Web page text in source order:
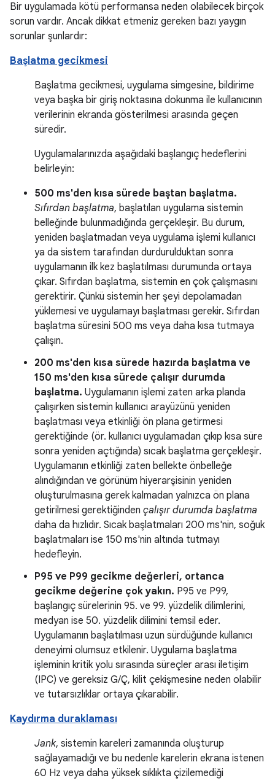
Bir uygulamada kötü performansa neden olabilecek birçok
sorun vardır. Ancak dikkat etmeniz gereken bazı yaygın
sorunlar şunlardır:
Başlatma gecikmesi
Başlatma gecikmesi, uygulama simgesine, bildirime
veya başka bir giriş noktasına dokunma ile kullanıcının
verilerinin ekranda gösterilmesi arasında geçen
süredir.
Uygulamalarınızda aşağıdaki başlangıç hedeflerini
belirleyin:
500 ms'den kısa sürede baştan başlatma.
Sıfırdan başlatma, başlatılan uygulama sistemin
belleğinde bulunmadığında gerçekleşir. Bu durum,
yeniden başlatmadan veya uygulama işlemi kullanıcı
ya da sistem tarafından durdurulduktan sonra
uygulamanın ilk kez başlatılması durumunda ortaya
çıkar. Sıfırdan başlatma, sistemin en çok çalışmasını
gerektirir. Çünkü sistemin her şeyi depolamadan
yüklemesi ve uygulamayı başlatması gerekir. Sıfırdan
başlatma süresini 500 ms veya daha kısa tutmaya
çalışın.
200 ms'den kısa sürede hazırda başlatma ve
150 ms'den kısa sürede çalışır durumda
başlatma. Uygulamanın işlemi zaten arka planda
çalışırken sistemin kullanıcı arayüzünü yeniden
başlatması veya etkinliği ön plana getirmesi
gerektiğinde (ör. kullanıcı uygulamadan çıkıp kısa süre
sonra yeniden açtığında) sıcak başlatma gerçekleşir.
Uygulamanın etkinliği zaten bellekte önbelleğe
alındığından ve görünüm hiyerarşisinin yeniden
oluşturulmasına gerek kalmadan yalnızca ön plana
getirilmesi gerektiğinden çalışır durumda başlatma
daha da hızlıdır. Sıcak başlatmaları 200 ms'nin, soğuk
başlatmaları ise 150 ms'nin altında tutmayı
hedefleyin.
P95 ve P99 gecikme değerleri, ortanca
gecikme değerine çok yakın. P95 ve P99,
başlangıç sürelerinin 95. ve 99. yüzdelik dilimlerini,
medyan ise 50. yüzdelik dilimini temsil eder.
Uygulamanın başlatılması uzun sürdüğünde kullanıcı
deneyimi olumsuz etkilenir. Uygulama başlatma
işleminin kritik yolu sırasında süreçler arası iletişim
(IPC) ve gereksiz G/Ç, kilit çekişmesine neden olabilir
ve tutarsızlıklar ortaya çıkarabilir.
Kaydırma duraklaması
Jank, sistemin kareleri zamanında oluşturup
sağlayamadığı ve bu nedenle karelerin ekrana istenen
60 Hz veya daha yüksek sıklıkta çizilemediği